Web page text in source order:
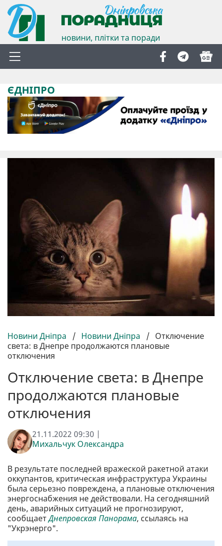
новини, плітки та поради
ЄДНІПРО
Новини Дніпра / Новини Дніпра / Отключение
света: в Днепре продолжаются плановые
отключения
Отключение света: в Днепре
продолжаются плановые
отключения
21.11.2022 09:30 |
Михальчук Олександра
В результате последней вражеской ракетной атаки
оккупантов, критическая инфраструктура Украины
была серьезно повреждена, а плановые отключения
энергоснабжения не действовали. На сегодняшний
день, аварийных ситуаций не прогнозируют,
сообщаетДнепровская Панорама, ссылаясь на
"Укрэнерго".